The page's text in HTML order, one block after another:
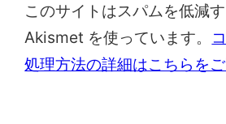
このサイトはスパムを低減
Akismet を使っています。
処理方法の詳細はこちらを